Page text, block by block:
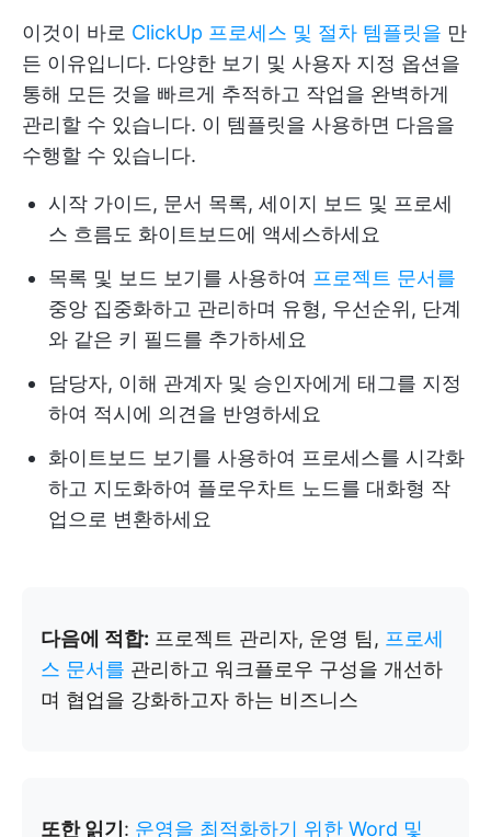
이것이 바로 ClickUp 프로세스 및 절차 템플릿을 만
든 이유입니다. 다양한 보기 및 사용자 지정 옵션을
통해 모든 것을 빠르게 추적하고 작업을 완벽하게
관리할 수 있습니다. 이 템플릿을 사용하면 다음을
수행할 수 있습니다.
시작 가이드, 문서 목록, 세이지 보드 및 프로세
스 흐름도 화이트보드에 액세스하세요
목록 및 보드 보기를 사용하여 프로젝트 문서를
중앙 집중화하고 관리하며 유형, 우선순위, 단계
와 같은 키 필드를 추가하세요
담당자, 이해 관계자 및 승인자에게 태그를 지정
하여 적시에 의견을 반영하세요
화이트보드 보기를 사용하여 프로세스를 시각화
하고 지도화하여 플로우차트 노드를 대화형 작
업으로 변환하세요
다음에 적합: 프로젝트 관리자, 운영 팀, 프로세
스 문서를 관리하고 워크플로우 구성을 개선하
며 협업을 강화하고자 하는 비즈니스
또한 읽기: 운영을 최적화하기 위한 Word 및